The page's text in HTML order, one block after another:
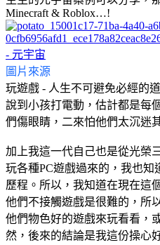
Minecraft & Roblox…!
圖片來源
玩遊戲 - 人生不可避免必經的
說到小孩打電動，估計都是每
們傷眼睛，二來怕他們太沉迷
加上我這一代自己也是從光榮
玩各種PC遊戲過來的，我也
歷程。所以，我知道在現在這
他們不接觸遊戲是很難的，所
他們物色好的遊戲來玩看看，
然，後來的結論是我這份操心